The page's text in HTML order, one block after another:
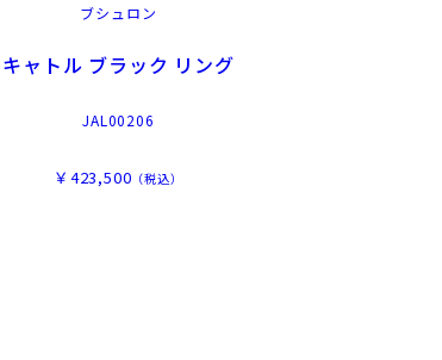
ブシュロン
キャトル ブラック リング
JAL00206
￥423,500 （税込）